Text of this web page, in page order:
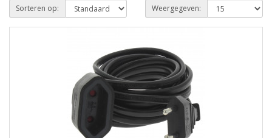
Sorteren op: Weergegeven: